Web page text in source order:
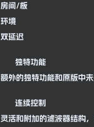
房间/板
环境
双延迟
独特功能
额外的独特功能和原版中未
连续控制
灵活和附加的滤波器结构